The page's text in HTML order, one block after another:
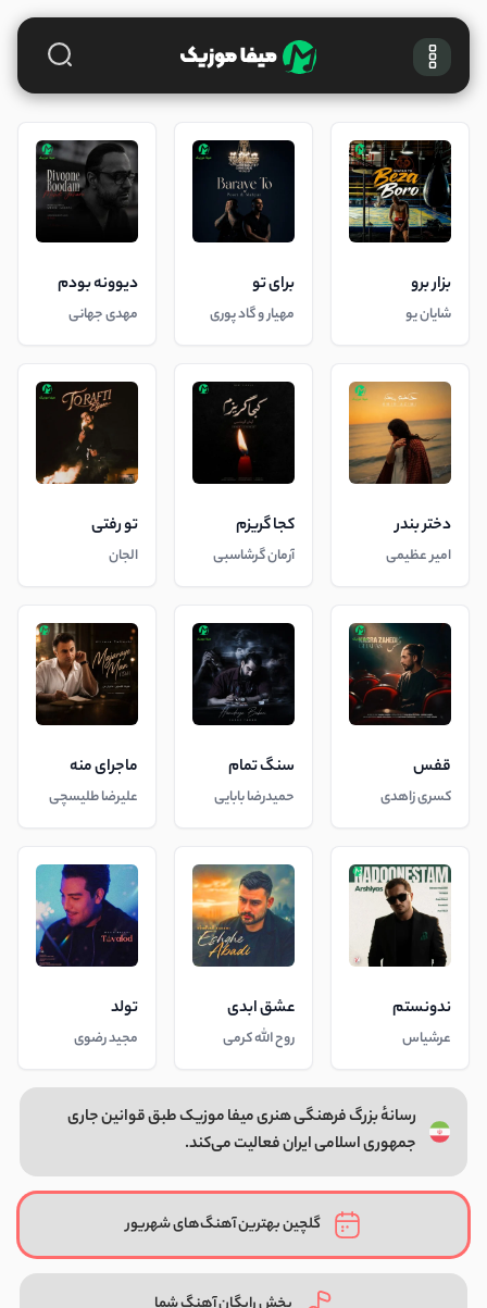
بزار برو
شایان یو
برای تو
مهیار و گاد پوری
دیوونه بودم
مهدی جهانی
دختر بندر
امیر عظیمی
کجا گریزم
آرمان گرشاسبی
تو رفتی
الجان
قفس
کسری زاهدی
سنگ تمام
حمیدرضا بابایی
ماجرای منه
علیرضا طلیسچی
ندونستم
عرشیاس
عشق ابدی
روح الله کرمی
تولد
مجید رضوی
رسانهٔ بزرگ فرهنگی هنری میفا موزیک طبق قوانین جاری
جمهوری اسلامی ایران فعالیت می‌کند.
گلچین بهترین آهنگ‌های شهریور